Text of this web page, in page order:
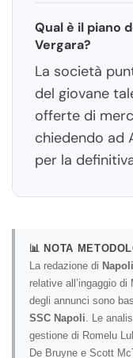
Qual è il piano
Vergara?
La società
del giovane
offerte di
chiedendo ad
per la
📊 NOTA
La redazione di
relative all’ingaggio
degli annunci sono
SSC Napoli . Le
gestione di Romelu
De Bruyne e Scott